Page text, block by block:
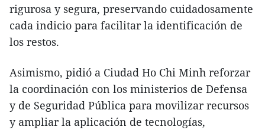
rigurosa y segura, preservando cuidadosamente
cada indicio para facilitar la identificación de
los restos.
Asimismo, pidió a Ciudad Ho Chi Minh reforzar
la coordinación con los ministerios de Defensa
y de Seguridad Pública para movilizar recursos
y ampliar la aplicación de tecnologías,